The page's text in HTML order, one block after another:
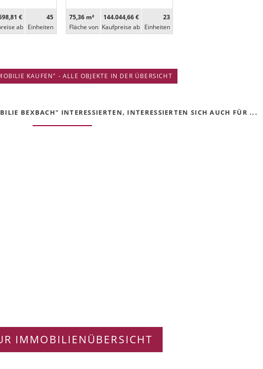
€
ab
45
Ein­heiten
75,36 m²
Fläche von
144.044,66 €
Kaufpreise ab
23
Ein­heiten
KAUFEN" - ALLE OBJEKTE IN DER ÜBERSICHT
BEXBACH" INTERESSIERTEN, INTERESSIERTEN SICH AUCH FÜR ...
IMMOBILIENÜBERSICHT